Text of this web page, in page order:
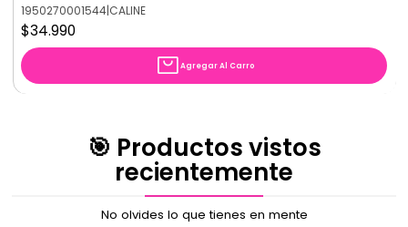
1950270001544|CALINE
$34.990
Agregar Al Carro
🎯 Productos vistos
recientemente
No olvides lo que tienes en mente